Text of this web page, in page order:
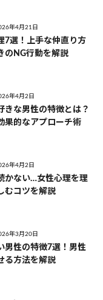
年4月21日
7選！上手な仲直り方
のNG行動を解説
年4月2日
きな男性の特徴とは？
果的なアプローチ術
年4月2日
かない…女性心理を理
むコツを解説
年3月20日
男性の特徴7選！男性
る方法を解説